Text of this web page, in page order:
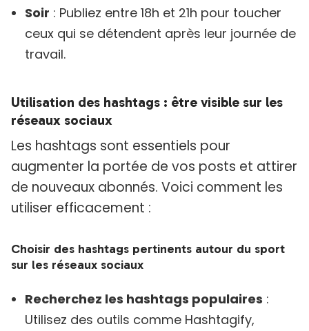
Soir : Publiez entre 18h et 21h pour toucher
ceux qui se détendent après leur journée de
travail.
Utilisation des hashtags : être visible sur les
réseaux sociaux
Les hashtags sont essentiels pour
augmenter la portée de vos posts et attirer
de nouveaux abonnés. Voici comment les
utiliser efficacement :
Choisir des hashtags pertinents autour du sport
sur les réseaux sociaux
Recherchez les hashtags populaires :
Utilisez des outils comme Hashtagify,